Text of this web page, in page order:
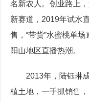
名新农人。创业路上
新赛道，2019年试水
售，“带货”水蜜桃单
阳山地区直播热潮。
2013年，陆钰琳成
植土地，一手抓销售